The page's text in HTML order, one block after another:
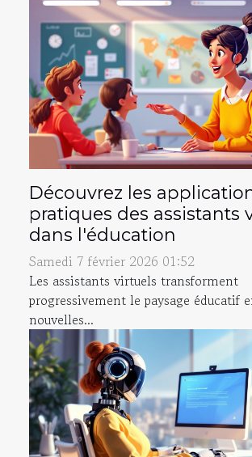
Découvrez les
pratiques des assistants
dans l'éducation
Samedi 7 février 2026 01:52
Les assistants virtuels transforment
progressivement le paysage éducatif
nouvelles...